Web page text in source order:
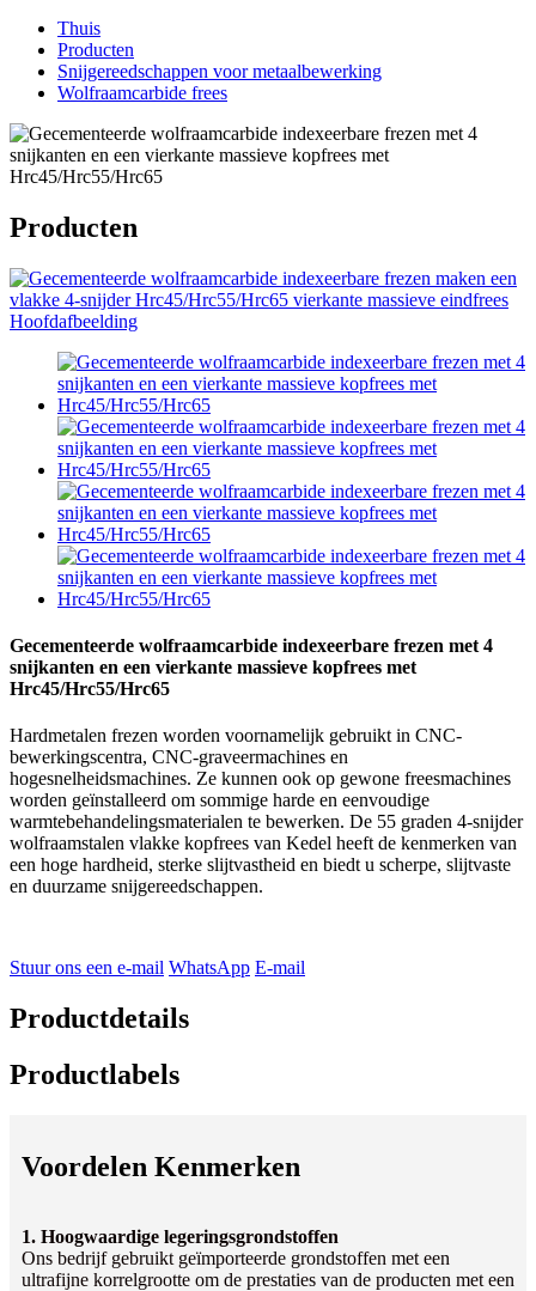
Thuis
Producten
Snijgereedschappen voor metaalbewerking
Wolfraamcarbide frees
Producten
Gecementeerde wolfraamcarbide indexeerbare frezen met 4
snijkanten en een vierkante massieve kopfrees met
Hrc45/Hrc55/Hrc65
Hardmetalen frezen worden voornamelijk gebruikt in CNC-
bewerkingscentra, CNC-graveermachines en
hogesnelheidsmachines. Ze kunnen ook op gewone freesmachines
worden geïnstalleerd om sommige harde en eenvoudige
warmtebehandelingsmaterialen te bewerken. De 55 graden 4-snijder
wolfraamstalen vlakke kopfrees van Kedel heeft de kenmerken van
een hoge hardheid, sterke slijtvastheid en biedt u scherpe, slijtvaste
en duurzame snijgereedschappen.
Stuur ons een e-mail WhatsApp E-mail
Productdetails
Productlabels
Voordelen Kenmerken
1. Hoogwaardige legeringsgrondstoffen
Ons bedrijf gebruikt geïmporteerde grondstoffen met een
ultrafijne korrelgrootte om de prestaties van de producten met een